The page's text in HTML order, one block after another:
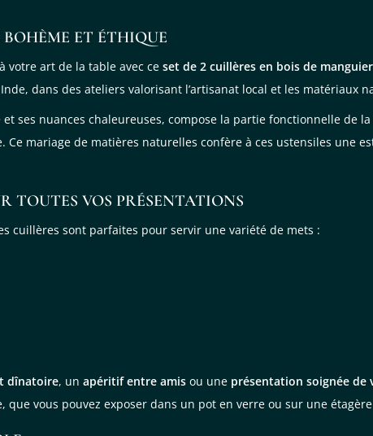
ET ÉTHIQUE
votre art de la table avec ce set de 2 cuillères en bois de
dans des ateliers valorisant l’artisanat local et les matériaux
ses nuances chaleureuses, compose la partie fonctionnelle de
mariage de matières naturelles confère à ces ustensiles une
TOUTES VOS PRÉSENTATIONS
cuillères sont parfaites pour servir une variété de mets :
dînatoire, un apéritif entre amis ou une présentation soignée de
vous pouvez exposer dans un pot en verre ou sur une